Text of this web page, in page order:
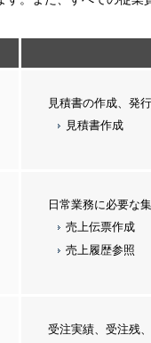
見積書の作成、発
見積書作成
日常業務に必要な
売上伝票作成
売上履歴参照
受注実績、受注残